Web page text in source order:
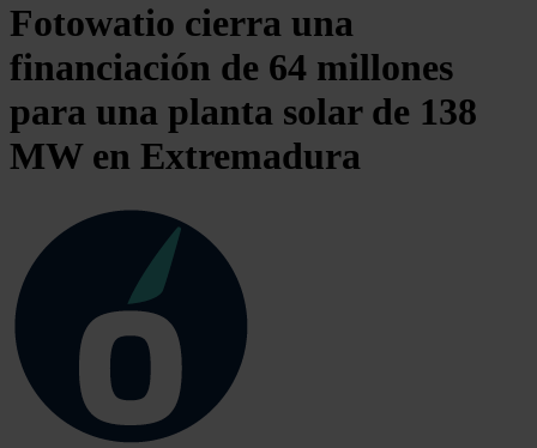
Fotowatio cierra una
financiación de 64 millones
para una planta solar de 138
MW en Extremadura